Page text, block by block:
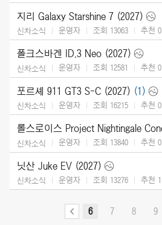
지리 Galaxy Starshine 7 (2027)
신차소식 운영자 조회 13063 추천 0
폴크스바겐 ID.3 Neo (2027)
신차소식 운영자 조회 12581 추천 0
포르셰 911 GT3 S-C (2027) (1)
신차소식 운영자 조회 16215 추천 0
신차소식 운영자 조회 13840 추천 0
닛산 Juke EV (2027)
신차소식 운영자 조회 13276 추천 1
6 7 8 9